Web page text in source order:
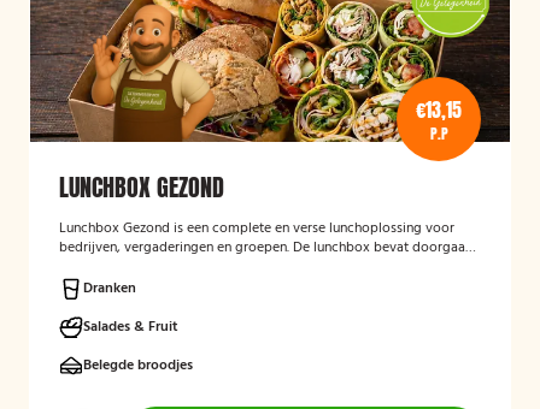
€13,15
P.P
LUNCHBOX GEZOND
Lunchbox Gezond is een complete en verse lunchoplossing voor
bedrijven, vergaderingen en groepen. De lunchbox bevat doorgaans
fruit en andere gezonde producten, waarbij rekening kan worden
gehouden met dieetwensen en allergieën. De focus ligt op een
smaakvolle, voedzame en verzorgd gepresenteerde lunch die
eenvoudig op locatie wordt bezorgd.
Dranken
Salades & Fruit
Belegde broodjes